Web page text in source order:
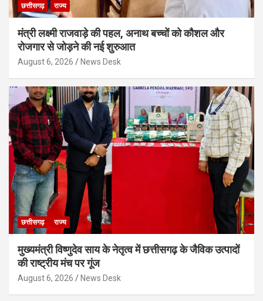
छत्तीसगढ़ राज्य
मंत्री लक्ष्मी राजवाड़े की पहल, अनाथ बच्चों को कौशल और
रोजगार से जोड़ने की नई शुरुआत
August 6, 2026 News Desk
छत्तीसगढ़ राज्य
मुख्यमंत्री विष्णुदेव साय के नेतृत्व में छत्तीसगढ़ के जैविक उत्पादों
की राष्ट्रीय मंच पर गूंज
August 6, 2026 News Desk